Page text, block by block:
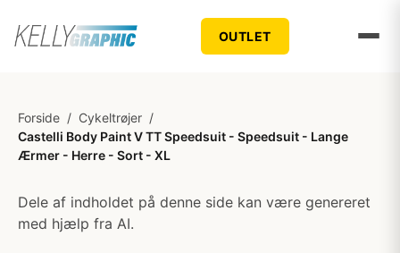
OUTLET
Forside / Cykeltrøjer /
Castelli Body Paint V TT Speedsuit - Speedsuit - Lange
Ærmer - Herre - Sort - XL
Dele af indholdet på denne side kan være genereret
med hjælp fra AI.